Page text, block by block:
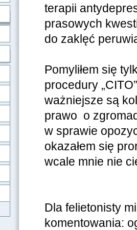
terapii
prasowych
do zaklęć
Pomyliłem się
procedury
ważniejsze są
prawo o
w sprawie
okazałem się
wcale mnie nie
Dla felietonisty
komentowania: